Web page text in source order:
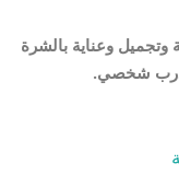
وعناية بالشرة
شخصي.